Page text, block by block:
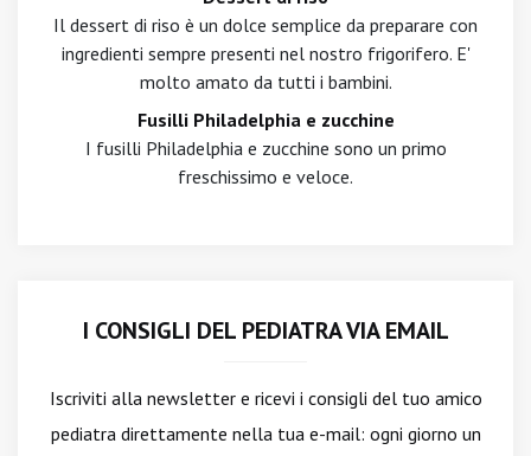
Il dessert di riso è un dolce semplice da preparare con
ingredienti sempre presenti nel nostro frigorifero. E'
molto amato da tutti i bambini.
Fusilli Philadelphia e zucchine
I fusilli Philadelphia e zucchine sono un primo
freschissimo e veloce.
I CONSIGLI DEL PEDIATRA VIA EMAIL
Iscriviti alla newslettere ricevi i consigli del tuo amico
pediatra direttamente nella tua e-mail: ogni giorno un